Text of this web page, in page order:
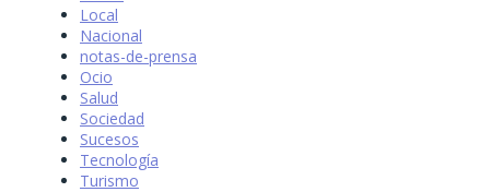
Local
Nacional
notas-de-prensa
Ocio
Salud
Sociedad
Sucesos
Tecnología
Turismo